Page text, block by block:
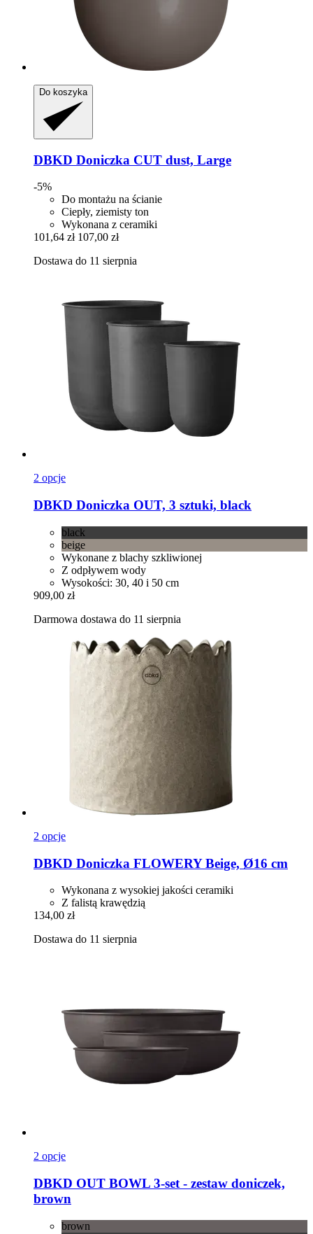
Do koszyka
DBKD Doniczka CUT dust, Large
-5%
Do montażu na ścianie
Ciepły, ziemisty ton
Wykonana z ceramiki
101,64 zł 107,00 zł
Dostawa do 11 sierpnia
2 opcje
DBKD Doniczka OUT, 3 sztuki, black
black
beige
Wykonane z blachy szkliwionej
Z odpływem wody
Wysokości: 30, 40 i 50 cm
909,00 zł
Darmowa dostawa do 11 sierpnia
2 opcje
DBKD Doniczka FLOWERY Beige, Ø16 cm
Wykonana z wysokiej jakości ceramiki
Z falistą krawędzią
134,00 zł
Dostawa do 11 sierpnia
2 opcje
DBKD OUT BOWL 3-​set -​ zestaw doniczek,
brown
brown